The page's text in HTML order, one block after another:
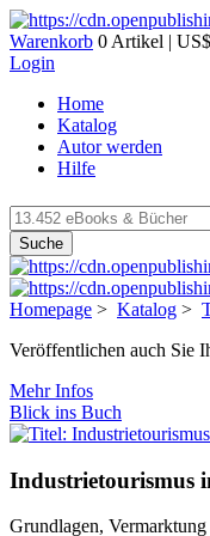
Warenkorb 0 Artikel |
Login
Home
Katalog
Autor werden
Hilfe
Suche
Homepage > Katalog >
Veröffentlichen auch Sie
Mehr Infos
Blick ins Buch
Industrietourismus
Grundlagen,